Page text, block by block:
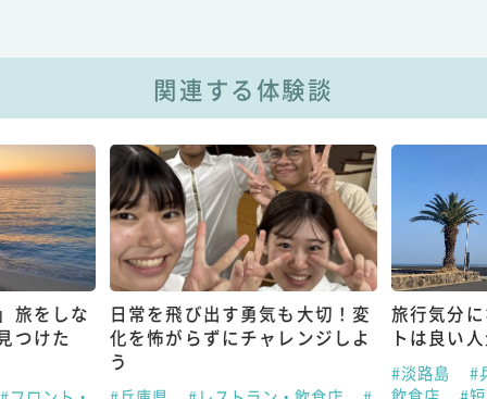
関連する体験談
をしな
けた
日常を飛び出す勇気も大切！変
化を怖がらずにチャレンジしよ
う
旅行気分に
トは良い人
#淡路島
#